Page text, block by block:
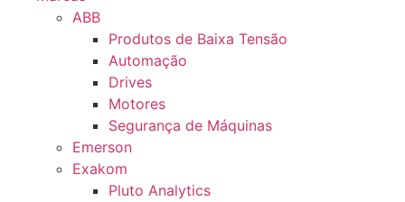
ABB
Produtos de Baixa Tensão
Automação
Drives
Motores
Segurança de Máquinas
Emerson
Exakom
Pluto Analytics